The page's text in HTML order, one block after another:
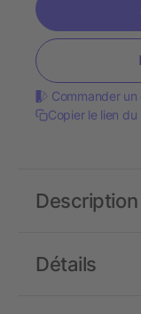
Commander un
Copier le lien
Détails
Description